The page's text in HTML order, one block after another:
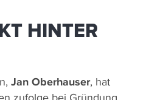
HINTER
Jan Oberhauser, hat